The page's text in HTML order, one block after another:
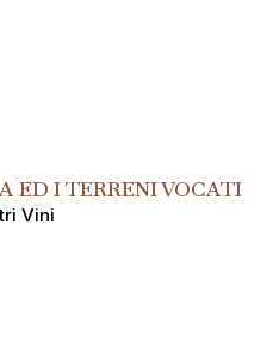
ED I TERRENI VOCATI
Vini